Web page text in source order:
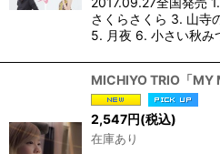
さくらさくら 3. 山寺
5. 月夜 6. 小さい秋
MICHIYO TRIO「MY
2,547円(税込)
在庫あり